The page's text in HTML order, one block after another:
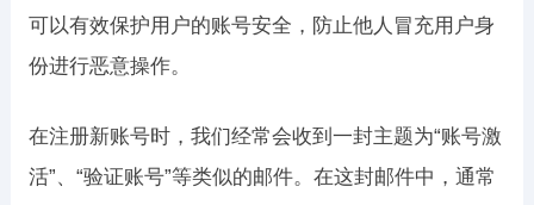
可以有效保护用户的账号安全，防止他人冒充用户身
份进行恶意操作。
在注册新账号时，我们经常会收到一封主题为“账号激
活”、“验证账号”等类似的邮件。在这封邮件中，通常